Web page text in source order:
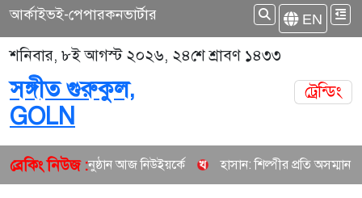
আর্কাইভই-পেপারকনভার্টার EN
শনিবার, ৮ই আগস্ট ২০২৬, ২৪শে শ্রাবণ ১৪৩৩
সঙ্গীত গুরুকুল,
GOLN
ট্রেন্ডিং
ব্রেকিং নিউজ :আজ নিউইয়র্কে হাসান: শিল্পীর প্রতি অসম্মান